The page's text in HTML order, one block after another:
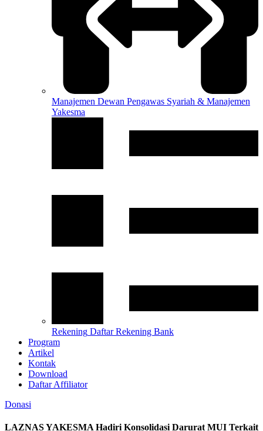
Manajemen Dewan Pengawas Syariah & Manajemen
Yakesma
Rekening Daftar Rekening Bank
Program
Artikel
Kontak
Download
Daftar Affiliator
Donasi
LAZNAS YAKESMA Hadiri Konsolidasi Darurat MUI Terkait